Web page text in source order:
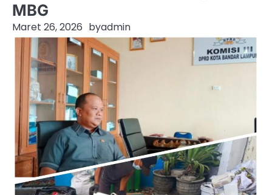
MBG
Maret 26, 2026 byadmin